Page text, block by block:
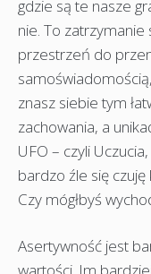
gdzie są te nasze
nie. To zatrzymanie
przestrzeń do
znasz siebie tym
zachowania, a
UFO – czyli
bardzo źle się
Czy mógłbyś
Asertywność jest